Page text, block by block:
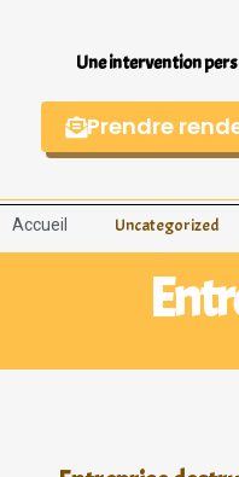
Une intervention
Prendre
Accueil Uncategorized